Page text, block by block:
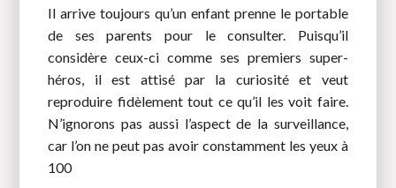
Il arrive toujours qu’un enfant prenne le portable
de ses parents pour le consulter. Puisqu’il
considère ceux-ci comme ses premiers super-
héros, il est attisé par la curiosité et veut
reproduire fidèlement tout ce qu’il les voit faire.
N’ignorons pas aussi l’aspect de la surveillance,
car l’on ne peut pas avoir constamment les yeux à
100